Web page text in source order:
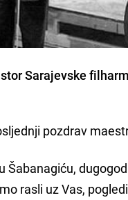
Sarajevske
pozdrav
Šabanagiću,
rasli uz Vas,